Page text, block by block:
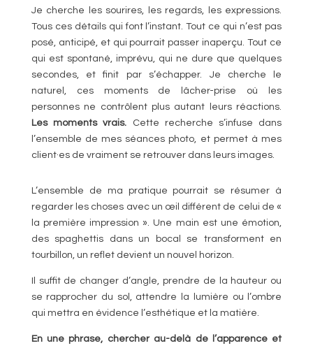
Je cherche les sourires, les regards, les expressions.
Tous ces détails qui font l’instant. Tout ce qui n’est pas
posé, anticipé, et qui pourrait passer inaperçu. Tout ce
qui est spontané, imprévu, qui ne dure que quelques
secondes, et finit par s’échapper. Je cherche le
naturel, ces moments de lâcher-prise où les
personnes ne contrôlent plus autant leurs réactions.
Les moments vrais.
Cette recherche s’infuse dans
l’ensemble de mes séances photo, et permet à mes
client·es de vraiment se retrouver dans leurs images.
L’ensemble de ma pratique pourrait se résumer à
regarder les choses avec un œil différent de celui de «
la première impression ». Une main est une émotion,
des spaghettis dans un bocal se transforment en
tourbillon, un reflet devient un nouvel horizon.
Il suffit de changer d’angle, prendre de la hauteur ou
se rapprocher du sol, attendre la lumière ou l’ombre
qui mettra en évidence l’esthétique et la matière.
En une phrase, chercher au-delà de l’apparence et